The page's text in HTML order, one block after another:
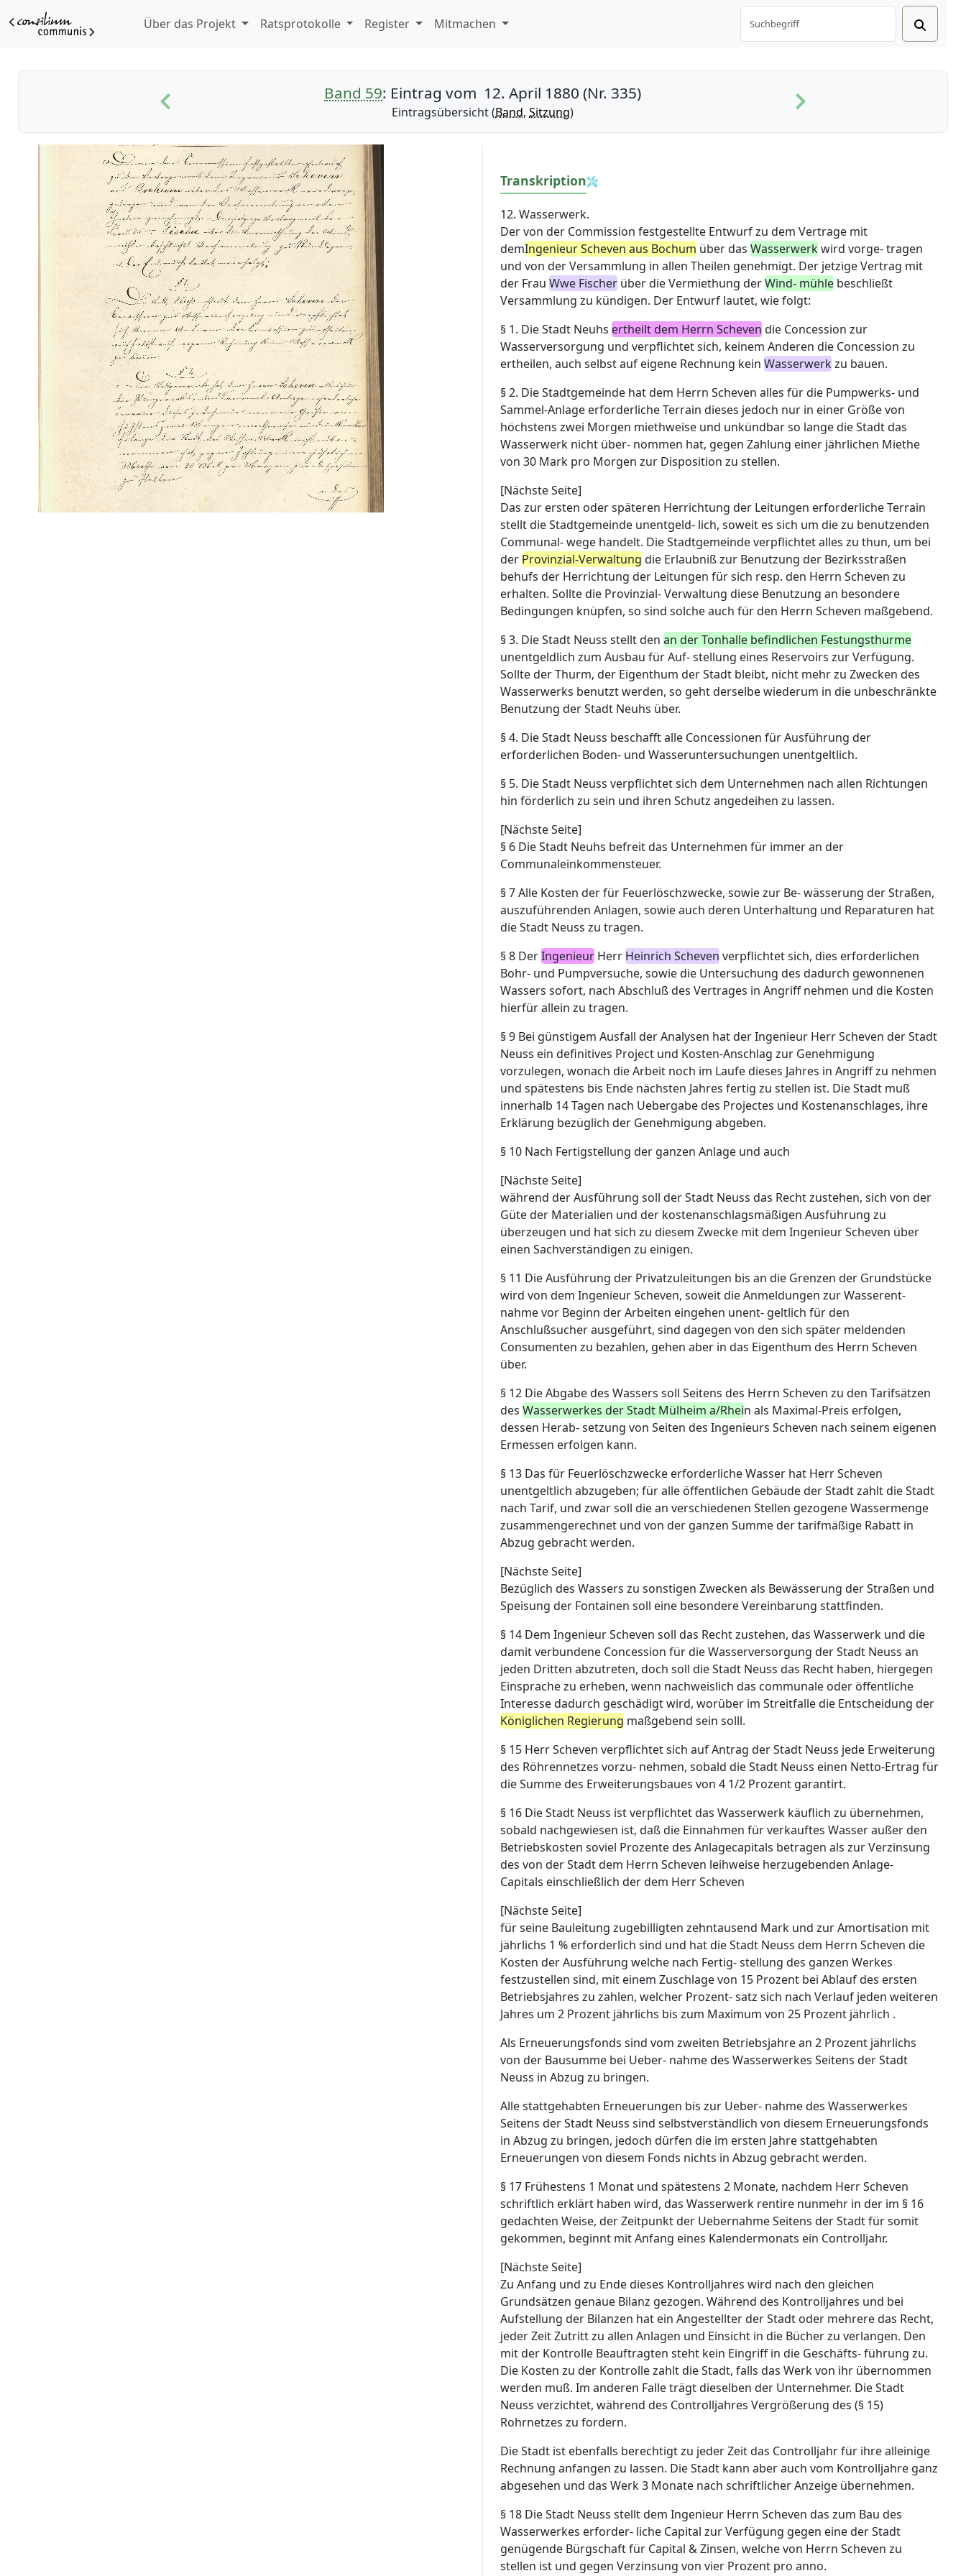
Über das Projekt Ratsprotokolle Register Mitmachen
Band 59: Eintrag vom 12. April 1880 (Nr. 335)
Eintragsübersicht (Band,Sitzung)
Transkription
12. Wasserwerk.
Der von der Commission festgestellte Entwurf zu dem Vertrage mit
demIngenieurScheven aus Bochum über das Wasserwerkwird vorge- tragen
und von der Versammlung in allen Theilen genehmigt. Der jetzige Vertrag mit
der Frau WweFischerüber die Vermiethung derWind- mühlebeschließt
Versammlung zu kündigen. Der Entwurf lautet, wie folgt:
§ 1. Die Stadt Neuhs ertheilt dem Herrn Scheven die Concession zur
Wasserversorgung und verpflichtet sich, keinem Anderen die Concession zu
ertheilen, auch selbst auf eigene Rechnung kein Wasserwerkzu bauen.
§ 2. Die Stadtgemeinde hat dem Herrn Scheven alles für die Pumpwerks- und
Sammel-Anlage erforderliche Terrain dieses jedoch nur in einer Größe von
höchstens zwei Morgen miethweise und unkündbar so lange die Stadt das
Wasserwerk nicht über- nommen hat, gegen Zahlung einer jährlichen Miethe
von 30 Mark pro Morgen zur Disposition zu stellen.
[Nächste Seite]
Das zur ersten oder späteren Herrichtung der Leitungen erforderliche Terrain
stellt die Stadtgemeinde unentgeld- lich, soweit es sich um die zu benutzenden
Communal- wege handelt. Die Stadtgemeinde verpflichtet alles zu thun, um bei
der Provinzial-Verwaltung die Erlaubniß zur Benutzung der Bezirksstraßen
behufs der Herrichtung der Leitungen für sich resp. den Herrn Scheven zu
erhalten. Sollte die Provinzial- Verwaltung diese Benutzung an besondere
Bedingungen knüpfen, so sind solche auch für den Herrn Scheven maßgebend.
§ 3. Die Stadt Neuss stellt den an der Tonhalle befindlichen Festungsthurme
unentgeldlich zum Ausbau für Auf- stellung eines Reservoirs zur Verfügung.
Sollte der Thurm, der Eigenthum der Stadt bleibt, nicht mehr zu Zwecken des
Wasserwerks benutzt werden, so geht derselbe wiederum in die unbeschränkte
Benutzung der Stadt Neuhs über.
§ 4. Die Stadt Neuss beschafft alle Concessionen für Ausführung der
erforderlichen Boden- und Wasseruntersuchungen unentgeltlich.
§ 5. Die Stadt Neuss verpflichtet sich dem Unternehmen nach allen Richtungen
hin förderlich zu sein und ihren Schutz angedeihen zu lassen.
[Nächste Seite]
§ 6Die Stadt Neuhs befreit das Unternehmen für immer an der
Communaleinkommensteuer.
§ 7Alle Kosten der für Feuerlöschzwecke, sowie zur Be- wässerung der Straßen,
auszuführenden Anlagen, sowie auch deren Unterhaltung und Reparaturen hat
die Stadt Neuss zu tragen.
§ 8DerIngenieurHerr Heinrich Scheven verpflichtet sich, dies erforderlichen
Bohr- und Pumpversuche, sowie die Untersuchung des dadurch gewonnenen
Wassers sofort, nach Abschluß des Vertrages in Angriff nehmen und die Kosten
hierfür allein zu tragen.
§ 9Bei günstigem Ausfall der Analysen hat der Ingenieur Herr Scheven der Stadt
Neuss ein definitives Project und Kosten-Anschlag zur Genehmigung
vorzulegen, wonach die Arbeit noch im Laufe dieses Jahres in Angriff zu nehmen
und spätestens bis Ende nächsten Jahres fertig zu stellen ist. Die Stadt muß
innerhalb 14 Tagen nach Uebergabe des Projectes und Kostenanschlages, ihre
Erklärung bezüglich der Genehmigung abgeben.
§ 10Nach Fertigstellung der ganzen Anlage und auch
[Nächste Seite]
während der Ausführung soll der Stadt Neuss das Recht zustehen, sich von der
Güte der Materialien und der kostenanschlagsmäßigen Ausführung zu
überzeugen und hat sich zu diesem Zwecke mit dem Ingenieur Scheven über
einen Sachverständigen zu einigen.
§ 11 Die Ausführung der Privatzuleitungen bis an die Grenzen der Grundstücke
wird von dem Ingenieur Scheven, soweit die Anmeldungen zur Wasserent-
nahme vor Beginn der Arbeiten eingehen unent- geltlich für den
Anschlußsucher ausgeführt, sind dagegen von den sich später meldenden
Consumenten zu bezahlen, gehen aber in das Eigenthum des Herrn Scheven
über.
§ 12Die Abgabe des Wassers soll Seitens des Herrn Scheven zu den Tarifsätzen
des Wasserwerkes der Stadt Mülheim a/Rhein als Maximal-Preis erfolgen,
dessen Herab- setzung von Seiten des Ingenieurs Scheven nach seinem eigenen
Ermessen erfolgen kann.
§ 13Das für Feuerlöschzwecke erforderliche Wasser hat Herr Scheven
unentgeltlich abzugeben; für alle öffentlichen Gebäude der Stadt zahlt die Stadt
nach Tarif, und zwar soll die an verschiedenen Stellen gezogene Wassermenge
zusammengerechnet und von der ganzen Summe der tarifmäßige Rabatt in
Abzug gebracht werden.
[Nächste Seite]
Bezüglich des Wassers zu sonstigen Zwecken als Bewässerung der Straßen und
Speisung der Fontainen soll eine besondere Vereinbarung stattfinden.
§ 14Dem Ingenieur Scheven soll das Recht zustehen, das Wasserwerk und die
damit verbundene Concession für die Wasserversorgung der Stadt Neuss an
jeden Dritten abzutreten, doch soll die Stadt Neuss das Recht haben, hiergegen
Einsprache zu erheben, wenn nachweislich das communale oder öffentliche
Interesse dadurch geschädigt wird, worüber im Streitfalle die Entscheidung der
Königlichen Regierung maßgebend sein solll.
§ 15Herr Scheven verpflichtet sich auf Antrag der Stadt Neuss jede Erweiterung
des Röhrennetzes vorzu- nehmen, sobald die Stadt Neuss einen Netto-Ertrag für
die Summe des Erweiterungsbaues von 4 1/2 Prozent garantirt.
§ 16Die Stadt Neuss ist verpflichtet das Wasserwerk käuflich zu übernehmen,
sobald nachgewiesen ist, daß die Einnahmen für verkauftes Wasser außer den
Betriebskosten soviel Prozente des Anlagecapitals betragen als zur Verzinsung
des von der Stadt dem Herrn Scheven leihweise herzugebenden Anlage-
Capitals einschließlich der dem Herr Scheven
[Nächste Seite]
für seine Bauleitung zugebilligten zehntausend Mark und zur Amortisation mit
jährlichs 1 % erforderlich sind und hat die Stadt Neuss dem Herrn Scheven die
Kosten der Ausführung welche nach Fertig- stellung des ganzen Werkes
festzustellen sind, mit einem Zuschlage von 15 Prozent bei Ablauf des ersten
Betriebsjahres zu zahlen, welcher Prozent- satz sich nach Verlauf jeden weiteren
Jahres um 2 Prozent jährlichs bis zum Maximum von 25 Prozent jährlich .
Als Erneuerungsfonds sind vom zweiten Betriebsjahre an 2 Prozent jährlichs
von der Bausumme bei Ueber- nahme des Wasserwerkes Seitens der Stadt
Neuss in Abzug zu bringen.
Alle stattgehabten Erneuerungen bis zur Ueber- nahme des Wasserwerkes
Seitens der Stadt Neuss sind selbstverständlich von diesem Erneuerungsfonds
in Abzug zu bringen, jedoch dürfen die im ersten Jahre stattgehabten
Erneuerungen von diesem Fonds nichts in Abzug gebracht werden.
§ 17 Frühestens 1 Monat und spätestens 2 Monate, nachdem Herr Scheven
schriftlich erklärt haben wird, das Wasserwerk rentire nunmehr in der im § 16
gedachten Weise, der Zeitpunkt der Uebernahme Seitens der Stadt für somit
gekommen, beginnt mit Anfang eines Kalendermonats ein Controlljahr.
[Nächste Seite]
Zu Anfang und zu Ende dieses Kontrolljahres wird nach den gleichen
Grundsätzen genaue Bilanz gezogen. Während des Kontrolljahres und bei
Aufstellung der Bilanzen hat ein Angestellter der Stadt oder mehrere das Recht,
jeder Zeit Zutritt zu allen Anlagen und Einsicht in die Bücher zu verlangen. Den
mit der Kontrolle Beauftragten steht kein Eingriff in die Geschäfts- führung zu.
Die Kosten zu der Kontrolle zahlt die Stadt, falls das Werk von ihr übernommen
werden muß. Im anderen Falle trägt dieselben der Unternehmer. Die Stadt
Neuss verzichtet, während des Controlljahres Vergrößerung des (§ 15)
Rohrnetzes zu fordern.
Die Stadt ist ebenfalls berechtigt zu jeder Zeit das Controlljahr für ihre alleinige
Rechnung anfangen zu lassen. Die Stadt kann aber auch vom Kontrolljahre ganz
abgesehen und das Werk 3 Monate nach schriftlicher Anzeige übernehmen.
§ 18Die Stadt Neuss stellt dem Ingenieur Herrn Scheven das zum Bau des
Wasserwerkes erforder- liche Capital zur Verfügung gegen eine der Stadt
genügende Bürgschaft für Capital & Zinsen, welche von Herrn Scheven zu
stellen ist und gegen Verzinsung von vier Prozent pro anno.